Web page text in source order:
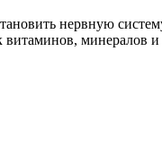
нервную
минералов